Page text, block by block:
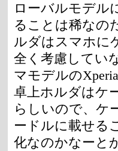
ローバルモデル
ることは稀なの
ルダはスマホに
全く考慮してい
マモデルの
卓上ホルダはケ
らしいので、ケ
ードルに載せる
化なのかなーと